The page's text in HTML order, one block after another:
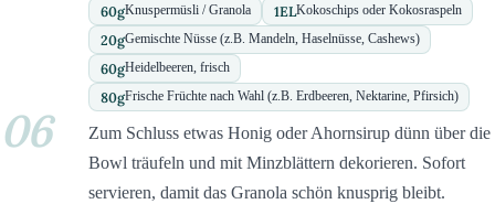
60gKnuspermüsli / Granola 1ELKokoschips oder Kokosraspeln
20gGemischte Nüsse (z.B. Mandeln, Haselnüsse, Cashews)
60gHeidelbeeren, frisch
80gFrische Früchte nach Wahl (z.B. Erdbeeren, Nektarine, Pfirsich)
06
Zum Schluss etwas Honig oder Ahornsirup dünn über die
Bowl träufeln und mit Minzblättern dekorieren. Sofort
servieren, damit das Granola schön knusprig bleibt.